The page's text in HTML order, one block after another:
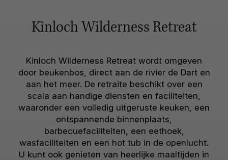
Kinloch Wilderness Retreat
Kinloch Wilderness Retreat wordt omgeven
door beukenbos, direct aan de rivier de Dart en
aan het meer. De retraite beschikt over een
scala aan handige diensten en faciliteiten,
waaronder een volledig uitgeruste keuken, een
ontspannende binnenplaats,
barbecuefaciliteiten, een eethoek,
wasfaciliteiten en een hot tub in de openlucht.
U kunt ook genieten van heerlijke maaltijden in